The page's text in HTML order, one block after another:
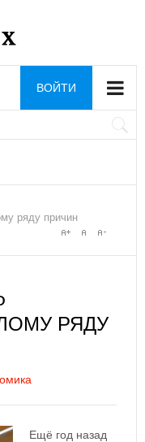
ВОЙТИ
ряду причин
РЯДУ
Ещё год назад